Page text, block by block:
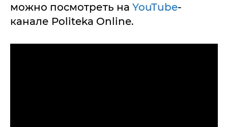
можно посмотреть на YouTube-
канале Politeka Online.